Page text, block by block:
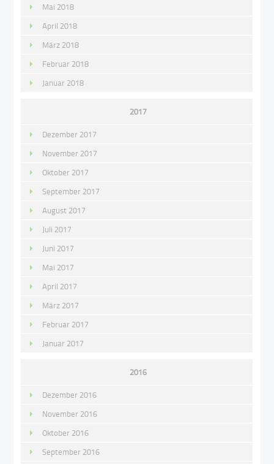
Mai 2018
April 2018
März 2018
Februar 2018
Januar 2018
2017
Dezember 2017
November 2017
Oktober 2017
September 2017
August 2017
Juli 2017
Juni 2017
Mai 2017
April 2017
März 2017
Februar 2017
Januar 2017
2016
Dezember 2016
November 2016
Oktober 2016
September 2016